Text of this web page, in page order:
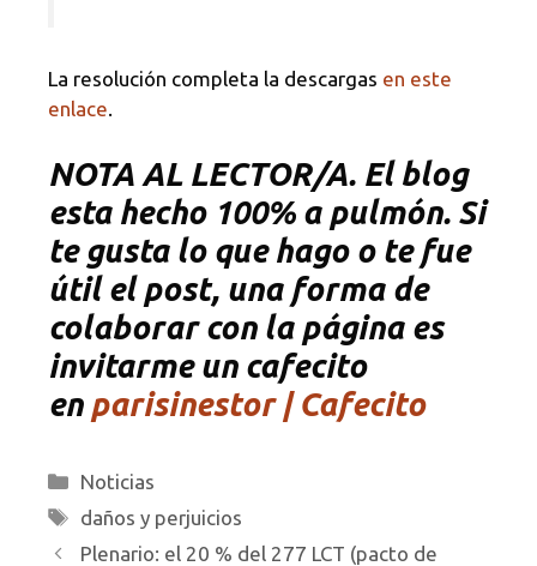
La resolución completa la descargas en este
enlace.
NOTA AL LECTOR/A. El blog
esta hecho 100% a pulmón. Si
te gusta lo que hago o te fue
útil el post, una forma de
colaborar con la página es
invitarme un cafecito
en parisinestor | Cafecito
Categorías
Noticias
Etiquetas
daños y perjuicios
Plenario: el 20 % del 277 LCT (pacto de